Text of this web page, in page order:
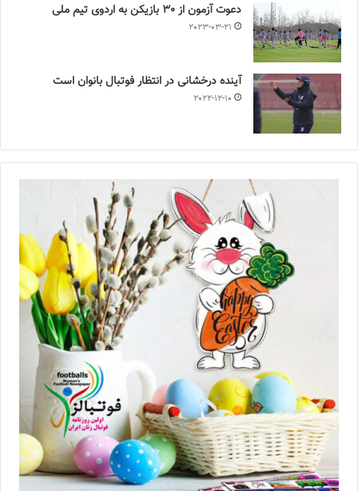
دعوت آزمون از 30 بازیکن به اردوی تیم ملی
2023-03-21
آینده درخشانی در انتظار فوتبال بانوان است
2022-12-10